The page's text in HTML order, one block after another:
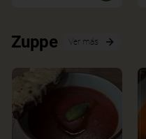
Zuppe Ver más